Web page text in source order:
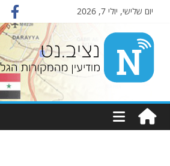
יום שלישי, יולי 7, 2026
Nziv.net
מודיעין
מהמקורות